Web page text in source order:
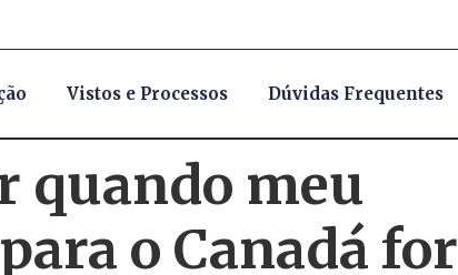
Vistos e Processos Dúvidas Frequentes
quando meu
o Canadá for